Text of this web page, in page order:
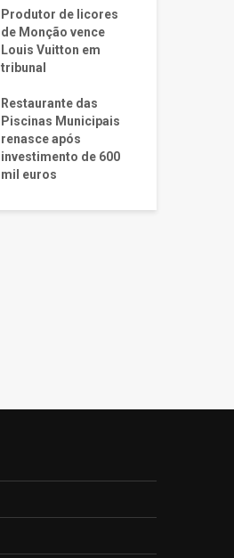
Produtor de licores
de Monção vence
Louis Vuitton em
tribunal
Restaurante das
Piscinas Municipais
renasce após
investimento de 600
mil euros